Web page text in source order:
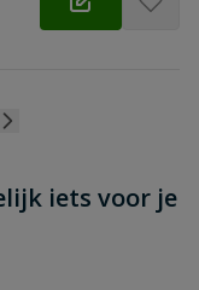
iets voor je